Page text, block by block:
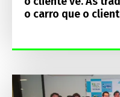
o carro que o